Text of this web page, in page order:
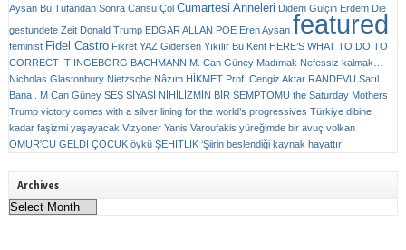
Aysan Bu Tufandan Sonra Cansu Çöl Cumartesi Anneleri Didem Gülçin Erdem Die
gestundete Zeit Donald Trump EDGAR ALLAN POE Eren Aysan featured
feminist Fidel Castro Fikret YAZ Gidersen Yıkılır Bu Kent HERE’S WHAT TO DO TO
CORRECT IT INGEBORG BACHMANN M. Can Güney Madımak Nefessiz kalmak…
Nicholas Glastonbury Nietzsche Nâzım HİKMET Prof. Cengiz Aktar RANDEVU Sarıl
Bana . M Can Güney SES SİYASİ NİHİLİZMİN BİR SEMPTOMU the Saturday Mothers
Trump victory comes with a silver lining for the world’s progressives Türkiye dibine
kadar faşizmi yaşayacak Vizyoner Yanis Varoufakis yüreğimde bir avuç volkan
ÖMÜR'CÜ GELDİ ÇOCUK öykü ŞEHİTLİK ‘Şiirin beslendiği kaynak hayattır’
Archives
Archives